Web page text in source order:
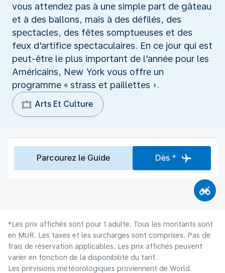
vous attendez pas à une simple part de gâteau
et à des ballons, mais à des défilés, des
spectacles, des fêtes somptueuses et des
feux d'artifice spectaculaires. En ce jour qui est
peut-être le plus important de l'année pour les
Américains, New York vous offre un
programme « strass et paillettes ».
Arts Et Culture
Parcourez le Guide Dès *
*Les prix affichés sont pour 1 adulte. Tous les montants sont
en MUR. Les taxes et les surcharges sont comprises. Pas de
frais de réservation applicables. Les prix affichés peuvent
varier en fonction de la disponibilité du tarif.
Les prévisions météorologiques proviennent de World